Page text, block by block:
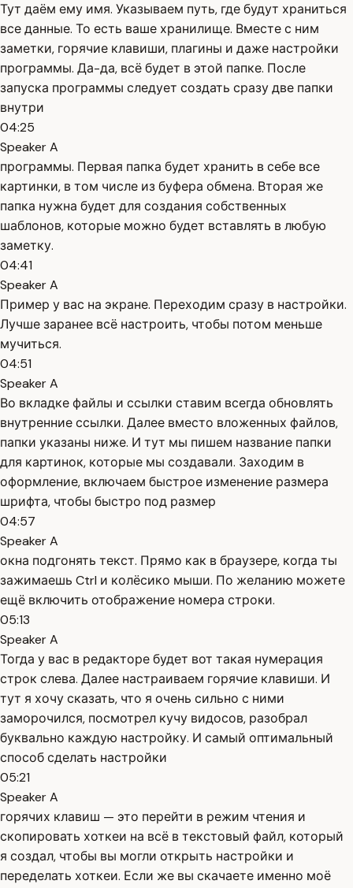
Тут даём ему имя. Указываем путь, где будут храниться
все данные. То есть ваше хранилище. Вместе с ним
заметки, горячие клавиши, плагины и даже настройки
программы. Да-да, всё будет в этой папке. После
запуска программы следует создать сразу две папки
внутри
04:25
Speaker A
программы. Первая папка будет хранить в себе все
картинки, в том числе из буфера обмена. Вторая же
папка нужна будет для создания собственных
шаблонов, которые можно будет вставлять в любую
заметку.
04:41
Speaker A
Пример у вас на экране. Переходим сразу в настройки.
Лучше заранее всё настроить, чтобы потом меньше
мучиться.
04:51
Speaker A
Во вкладке файлы и ссылки ставим всегда обновлять
внутренние ссылки. Далее вместо вложенных файлов,
папки указаны ниже. И тут мы пишем название папки
для картинок, которые мы создавали. Заходим в
оформление, включаем быстрое изменение размера
шрифта, чтобы быстро под размер
04:57
Speaker A
окна подгонять текст. Прямо как в браузере, когда ты
зажимаешь Ctrl и колёсико мыши. По желанию можете
ещё включить отображение номера строки.
05:13
Speaker A
Тогда у вас в редакторе будет вот такая нумерация
строк слева. Далее настраиваем горячие клавиши. И
тут я хочу сказать, что я очень сильно с ними
заморочился, посмотрел кучу видосов, разобрал
буквально каждую настройку. И самый оптимальный
способ сделать настройки
05:21
Speaker A
горячих клавиш — это перейти в режим чтения и
скопировать хоткеи на всё в текстовый файл, который
я создал, чтобы вы могли открыть настройки и
переделать хоткеи. Если же вы скачаете именно моё